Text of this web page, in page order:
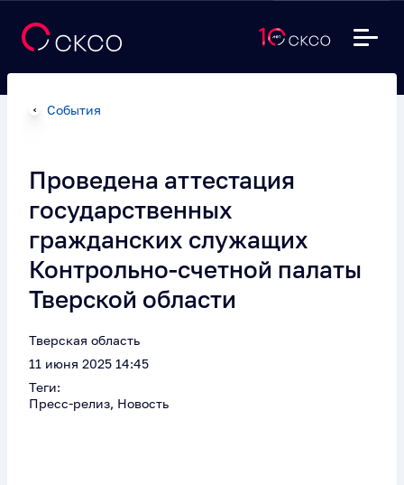
События
Проведена аттестация
государственных
гражданских служащих
Контрольно-счетной палаты
Тверской области
Тверская область
11 июня 2025 14:45
Теги:
Пресс-релиз, Новость